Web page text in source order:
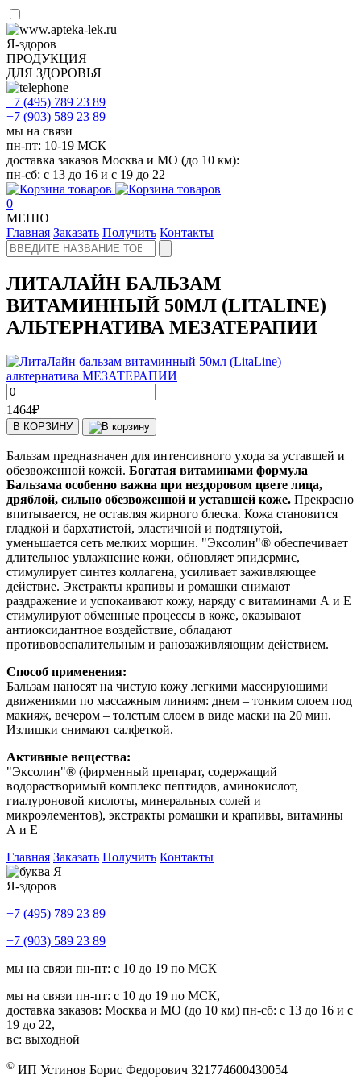
Я-здоров
ПРОДУКЦИЯ
ДЛЯ ЗДОРОВЬЯ
+7 (495) 789 23 89
+7 (903) 589 23 89
мы на связи
пн-пт: 10-19 МСК
доставка заказов Москва и МО (до 10 км):
пн-сб: с 13 до 16 и с 19 до 22
0
МЕНЮ
Главная Заказать Получить Контакты
ЛИТАЛАЙН БАЛЬЗАМ
ВИТАМИННЫЙ 50МЛ (LITALINE)
АЛЬТЕРНАТИВА МЕЗАТЕРАПИИ
1464₽
В КОРЗИНУ
Бальзам предназначен для интенсивного ухода за уставшей и
обезвоженной кожей. Богатая витаминами формула
Бальзама особенно важна при нездоровом цвете лица,
дряблой, сильно обезвоженной и уставшей коже. Прекрасно
впитывается, не оставляя жирного блеска. Кожа становится
гладкой и бархатистой, эластичной и подтянутой,
уменьшается сеть мелких морщин. "Эксолин"® обеспечивает
длительное увлажнение кожи, обновляет эпидермис,
стимулирует синтез коллагена, усиливает заживляющее
действие. Экстракты крапивы и ромашки снимают
раздражение и успокаивают кожу, наряду с витаминами А и Е
стимулируют обменные процессы в коже, оказывают
антиоксидантное воздействие, обладают
противовоспалительным и ранозаживляющим действием.
Способ применения:
Бальзам наносят на чистую кожу легкими массирующими
движениями по массажным линиям: днем – тонким слоем под
макияж, вечером – толстым слоем в виде маски на 20 мин.
Излишки снимают салфеткой.
Активные вещества:
"Эксолин"® (фирменный препарат, содержащий
водорастворимый комплекс пептидов, аминокислот,
гиалуроновой кислоты, минеральных солей и
микроэлементов), экстракты ромашки и крапивы, витамины
А и Е
Главная Заказать Получить Контакты
Я-здоров
+7 (495) 789 23 89
+7 (903) 589 23 89
мы на связи пн-пт: с 10 до 19 по МСК
мы на связи пн-пт: с 10 до 19 по МСК,
доставка заказов: Москва и МО (до 10 км) пн-сб: с 13 до 16 и с
19 до 22,
вс: выходной
© ИП Устинов Борис Федорович 321774600430054